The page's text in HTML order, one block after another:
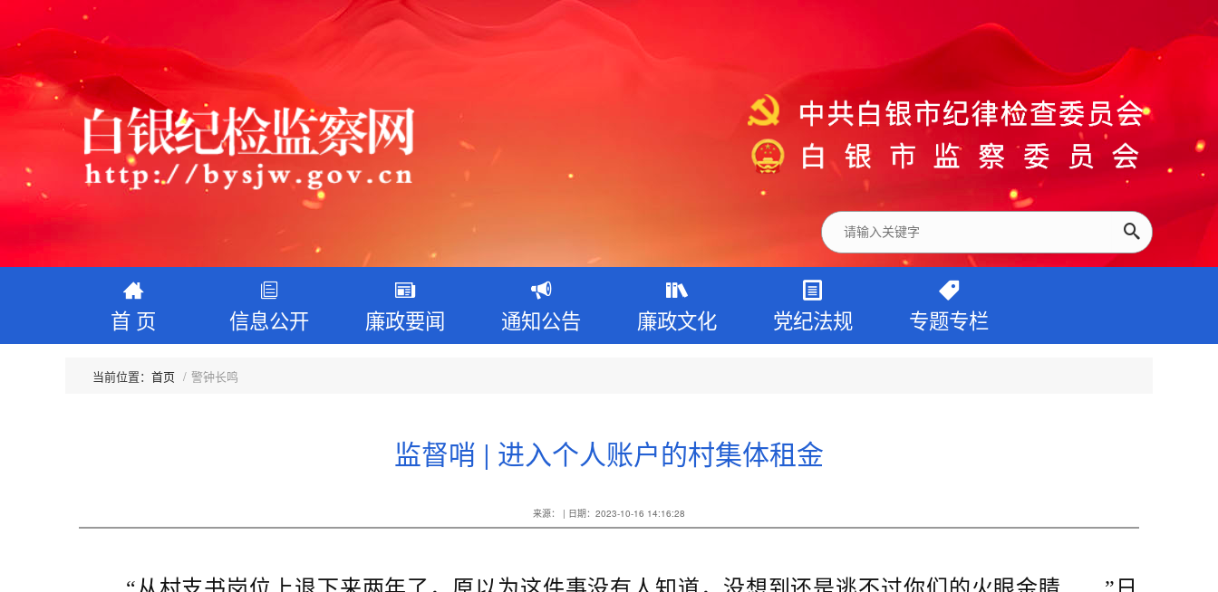
首 页 信息公开 廉政要闻 通知公告 廉政文化 党纪法规 专题专栏
首页 警钟长鸣
监督哨 | 进入个人账户的村集体租金
来源： | 日期：2023-10-16 14:16:28